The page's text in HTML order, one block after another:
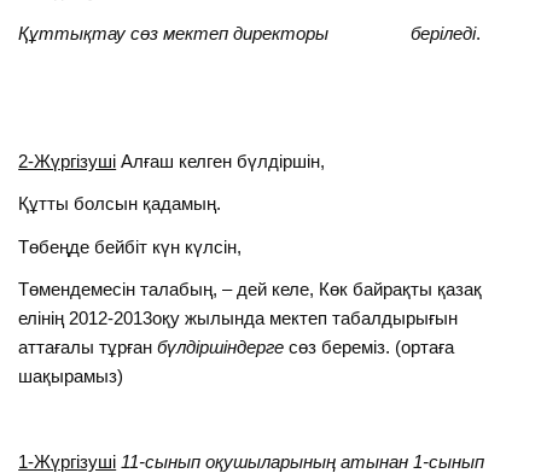
Құттықтау сөз мектеп директоры беріледі.
2-Жүргізуші Алғаш келген бүлдіршін,
Құтты болсын қадамың.
Төбеңде бейбіт күн күлсін,
Төмендемесін талабың, – дей келе, Көк байрақты қазақ
елiнің 2012-2013оқу жылында мектеп табалдырығын
аттағалы тұрған бүлдiршiндерге сөз береміз. (ортаға
шақырамыз)
1-Жүргізуші 11-сынып оқушыларының атынан 1-сынып